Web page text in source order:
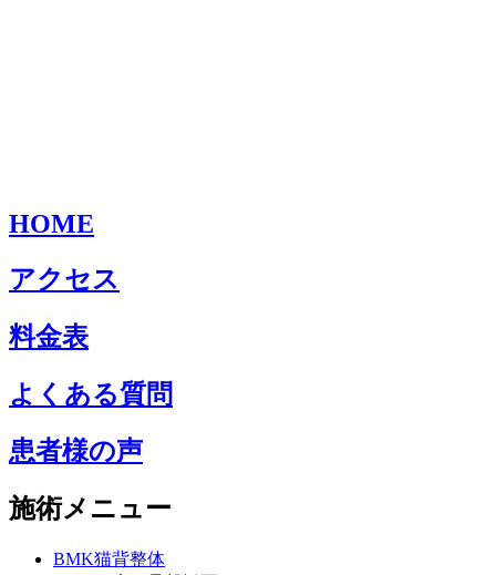
HOME
アクセス
料金表
よくある質問
患者様の声
施術メニュー
BMK猫背整体